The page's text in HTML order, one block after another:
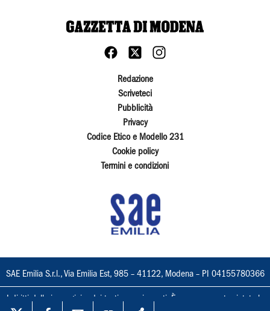
Redazione
Scriveteci
Pubblicità
Privacy
Codice Etico e Modello 231
Cookie policy
Termini e condizioni
SAE Emilia S.r.l., Via Emilia Est, 985 – 41122, Modena – PI 04155780366
I diritti delle immagini e dei testi sono riservati. È espressamente vietata la